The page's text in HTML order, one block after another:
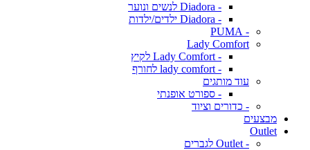
- Diadora לנשים ונוער
- Diadora ילדים/ילדות
- PUMA
Lady Comfort
- Lady Comfort לקיץ
- lady comfort לחורף
עוד מותגים
- ספורט אופנתי
- כדורים וציוד
מבצעים
Outlet
- Outlet לגברים